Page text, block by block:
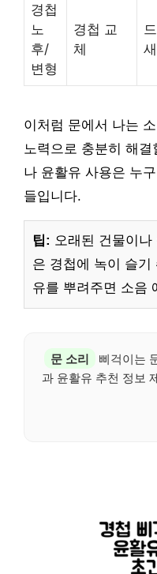
경첩
노
후/
변형
경첩 교
체
이처럼 문에서 나는
노력으로 충분히 해
나 윤활유 사용은 누
들입니다.
팁: 오래된 건물이
은 경첩에 녹이 슬
유를 뿌려주면 소음
문 소리
삐걱이는
과 윤활유 추천 정보